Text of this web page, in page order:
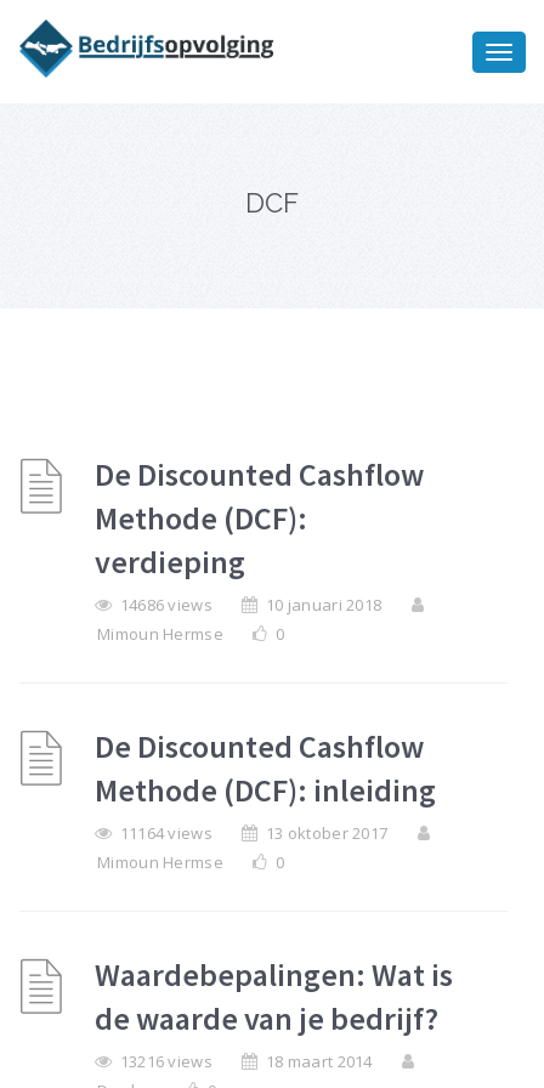
DCF
De Discounted Cashflow
Methode (DCF):
verdieping
14686 views
10 januari 2018
Mimoun Hermse
0
De Discounted Cashflow
Methode (DCF): inleiding
11164 views
13 oktober 2017
Mimoun Hermse
0
Waardebepalingen: Wat is
de waarde van je bedrijf?
13216 views
18 maart 2014
bedrijfsopvolging voor fiscaal
juridisch advies
Ik wil meer informatie